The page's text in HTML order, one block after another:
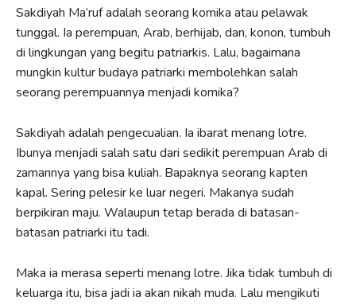
Sakdiyah Ma’ruf adalah seorang komika atau pelawak
tunggal. Ia perempuan, Arab, berhijab, dan, konon, tumbuh
di lingkungan yang begitu patriarkis. Lalu, bagaimana
mungkin kultur budaya patriarki membolehkan salah
seorang perempuannya menjadi komika?
Sakdiyah adalah pengecualian. Ia ibarat menang lotre.
Ibunya menjadi salah satu dari sedikit perempuan Arab di
zamannya yang bisa kuliah. Bapaknya seorang kapten
kapal. Sering pelesir ke luar negeri. Makanya sudah
berpikiran maju. Walaupun tetap berada di batasan-
batasan patriarki itu tadi.
Maka ia merasa seperti menang lotre. Jika tidak tumbuh di
keluarga itu, bisa jadi ia akan nikah muda. Lalu mengikuti